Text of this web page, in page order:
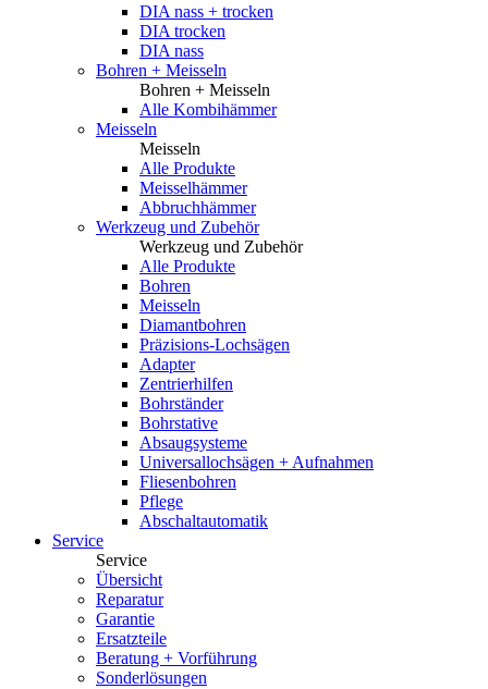
DIA nass + trocken
DIA trocken
DIA nass
Bohren + Meisseln
Bohren + Meisseln
Alle Kombihämmer
Meisseln
Meisseln
Alle Produkte
Meisselhämmer
Abbruchhämmer
Werkzeug und Zubehör
Werkzeug und Zubehör
Alle Produkte
Bohren
Meisseln
Diamantbohren
Präzisions-Lochsägen
Adapter
Zentrierhilfen
Bohrständer
Bohrstative
Absaugsysteme
Universallochsägen + Aufnahmen
Fliesenbohren
Pflege
Abschaltautomatik
Service
Service
Übersicht
Reparatur
Garantie
Ersatzteile
Beratung + Vorführung
Sonderlösungen